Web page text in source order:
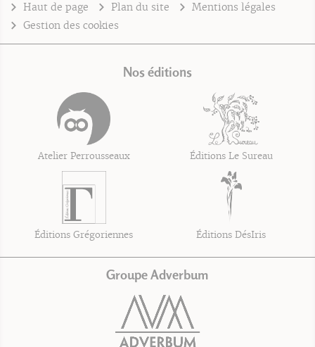
Haut de page Plan du site
Mentions légales
Gestion des cookies
Nos éditions
Atelier Perrousseaux Éditions Le Sureau
Éditions Grégoriennes Éditions DésIris
Groupe Adverbum